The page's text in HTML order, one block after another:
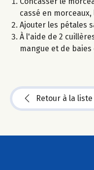
cassé en
Ajouter les pétales
À l'aide de 2
mangue et de
Retour à la liste